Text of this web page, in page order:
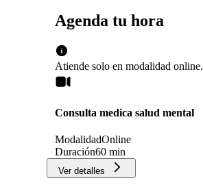
Agenda tu hora
Atiende solo en modalidad online.
Consulta medica salud mental
ModalidadOnline
Duración60 min
Ver detalles